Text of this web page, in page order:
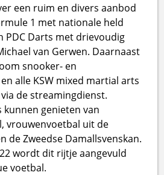
een ruim en divers aanbod
1 met nationale held
PDC Darts met drievoudig
van Gerwen. Daarnaast
snooker- en
alle KSW mixed martial arts
de streamingdienst.
genieten van
vrouwenvoetbal uit de
de Zweedse Damallsvenskan.
wordt dit rijtje aangevuld
voetbal.